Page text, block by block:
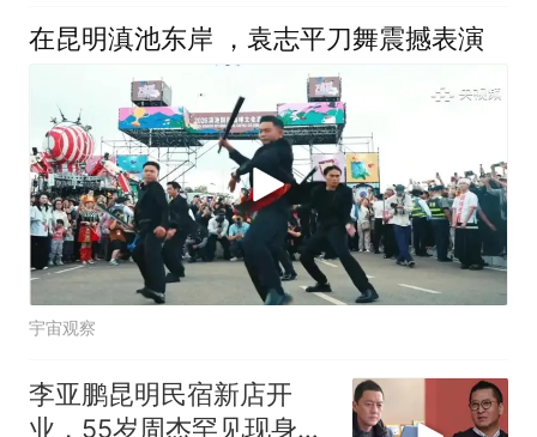
在昆明滇池东岸 ，袁志平刀舞震撼表演
宇宙观察
李亚鹏昆明民宿新店开
业，55岁周杰罕见现身捧